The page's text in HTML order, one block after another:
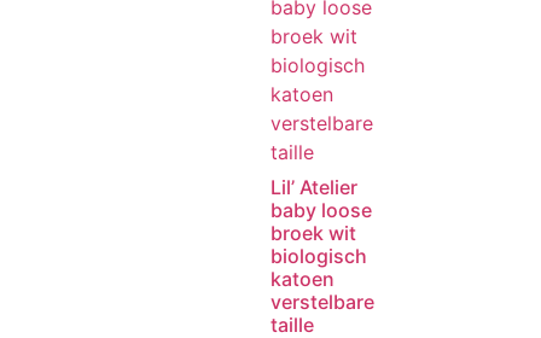
Lil’ Atelier
baby loose
broek wit
biologisch
katoen
verstelbare
taille